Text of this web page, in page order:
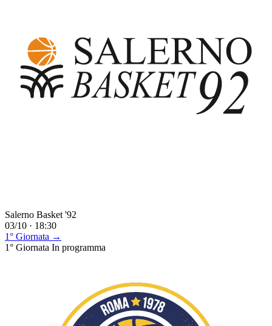
Salerno Basket '92
03/10 · 18:30
1° Giornata →
1° Giornata In programma